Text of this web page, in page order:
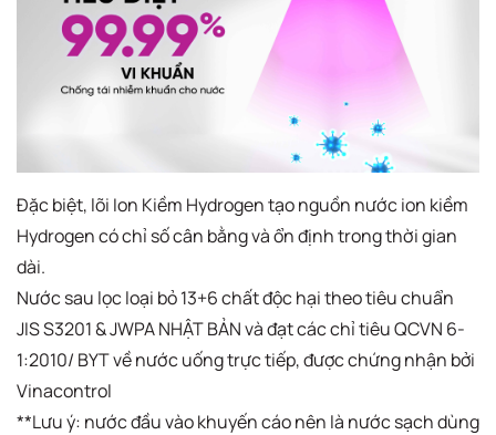
Đặc biệt, lõi Ion Kiềm Hydrogen tạo nguồn nước ion kiềm
Hydrogen có chỉ số cân bằng và ổn định trong thời gian
dài.
Nước sau lọc loại bỏ 13+6 chất độc hại theo tiêu chuẩn
JIS S3201 & JWPA NHẬT BẢN và đạt các chỉ tiêu QCVN 6-
1:2010/ BYT về nước uống trực tiếp, được chứng nhận bởi
Vinacontrol
**Lưu ý: nước đầu vào khuyến cáo nên là nước sạch dùng